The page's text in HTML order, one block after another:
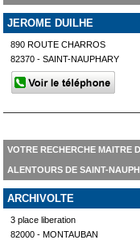
JEROME DUILHE
890 ROUTE CHARROS
82370 - SAINT-NAUPHARY
VOTRE RECHERCHE MAITRE
ALENTOURS DE SAINT-
ARCHIVOLTE
3 place liberation
82000 - MONTAUBAN